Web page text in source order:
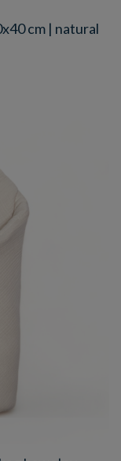
cm | natural